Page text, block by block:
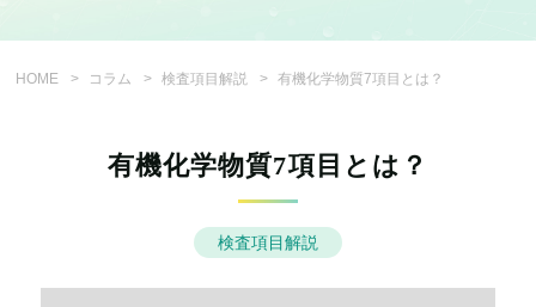
HOME コラム 検査項目解説 有機化学物質7項目とは？
有機化学物質7項目とは？
検査項目解説